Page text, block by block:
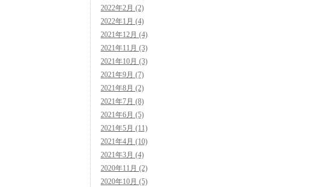
2022年2月 (2)
2022年1月 (4)
2021年12月 (4)
2021年11月 (3)
2021年10月 (3)
2021年9月 (7)
2021年8月 (2)
2021年7月 (8)
2021年6月 (5)
2021年5月 (11)
2021年4月 (10)
2021年3月 (4)
2020年11月 (2)
2020年10月 (5)